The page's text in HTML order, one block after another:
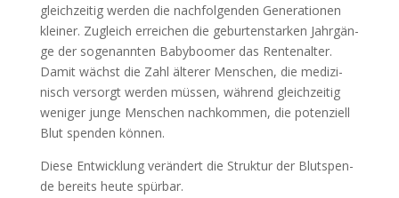
gleich­zei­tig wer­den die nach­fol­gen­den Gene­ra­tio­nen
klei­ner. Zugleich errei­chen die gebur­ten­star­ken Jahr­gän­
ge der soge­nann­ten Baby­boo­mer das Ren­ten­al­ter.
Damit wächst die Zahl älte­rer Men­schen, die medi­zi­
nisch ver­sorgt wer­den müs­sen, wäh­rend gleich­zei­tig
weni­ger jun­ge Men­schen nach­kom­men, die poten­zi­ell
Blut spen­den kön­nen.
Die­se Ent­wick­lung ver­än­dert die Struk­tur der Blut­spen­
de bereits heu­te spür­bar.